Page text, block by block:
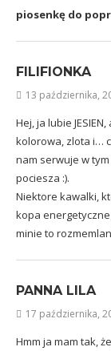
piosenkę do
FILIFIONKA
13 października,
Hej, ja lubie
kolorowa, zlota i…
nam serwuje w
pociesza :).
Niektore kawalki,
kopa
minie to
PANNA LILA
17 października,
Hmm ja mam tak,